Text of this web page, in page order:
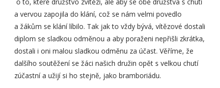
o to, které družstvo zvítězí, ale aby se obě družstva s chutí
a vervou zapojila do klání, což se nám velmi povedlo
a žákům se klání líbilo. Tak jak to vždy bývá, vítězové dostali
diplom se sladkou odměnou a aby poraženi nepřišli zkrátka,
dostali i oni malou sladkou odměnu za účast. Věříme, že
dalšího soutěžení se žáci našich družin opět s velkou chutí
zúčastní a užijí si ho stejně, jako bramboriádu.